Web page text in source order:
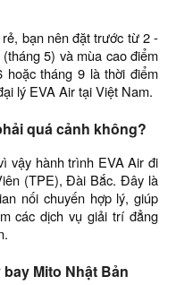
bạn nên đặt trước từ 2 -
5) và mùa cao điểm
tháng 9 là thời điểm
lý EVA Air tại Việt Nam.
quá cảnh không?
vậy hành trình EVA Air đi
(TPE), Đài Bắc. Đây là
nối chuyến hợp lý, giúp
các dịch vụ giải trí đẳng
Mito Nhật Bản